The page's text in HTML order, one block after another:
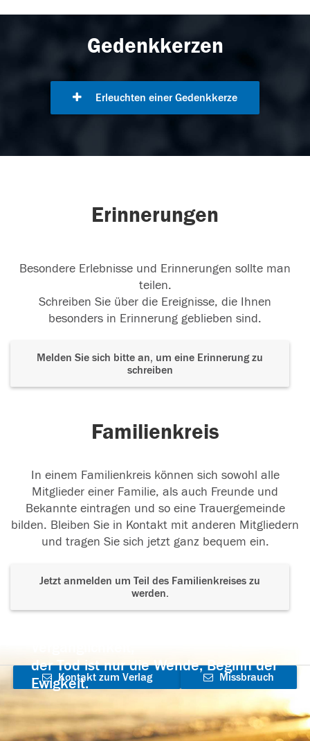
Gedenkkerzen
Erleuchten einer Gedenkkerze
Erinnerungen
Besondere Erlebnisse und Erinnerungen sollte man
teilen.
Schreiben Sie über die Ereignisse, die Ihnen
besonders in Erinnerung geblieben sind.
Melden Sie sich bitte an, um eine Erinnerung zu
schreiben
Familienkreis
In einem Familienkreis können sich sowohl alle
Mitglieder einer Familie, als auch Freunde und
Bekannte eintragen und so eine Trauergemeinde
bilden. Bleiben Sie in Kontakt mit anderen Mitgliedern
und tragen Sie sich jetzt ganz bequem ein.
Jetzt anmelden um Teil des Familienkreises zu
werden.
der Tod ist nur die Wende, Beginn der
Ewigkeit.
Kontakt zum Verlag
aufnehmen
Missbrauch